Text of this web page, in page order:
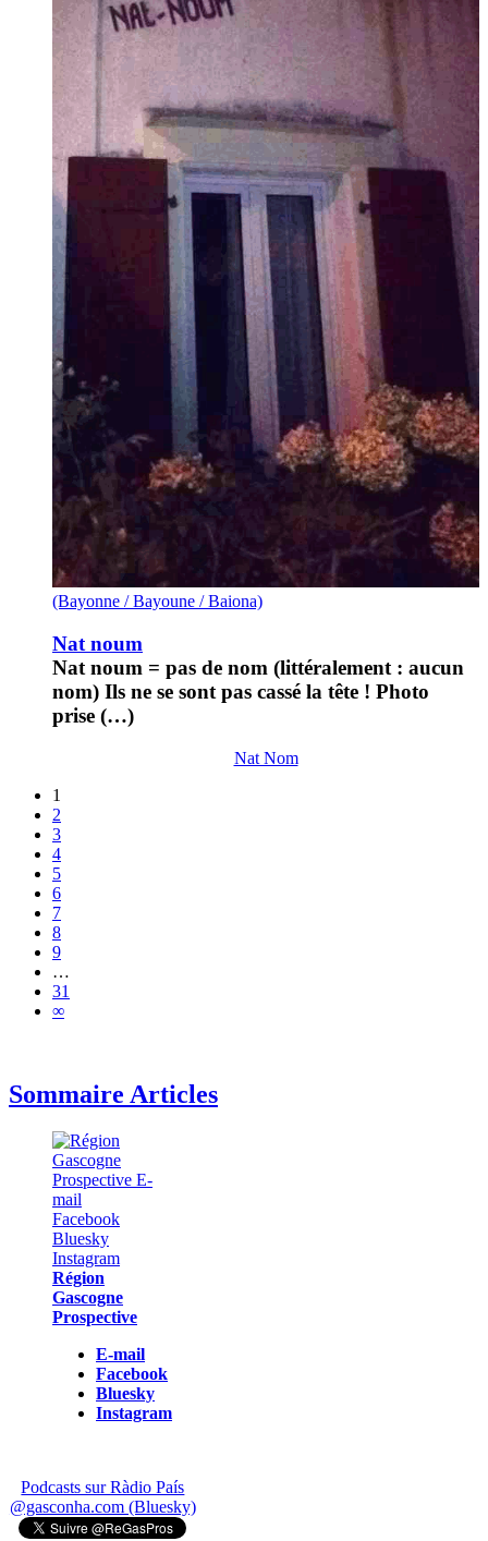
(Bayonne / Bayoune / Baiona)
Nat noum
Nat noum = pas de nom (littéralement : aucun
nom) Ils ne se sont pas cassé la tête ! Photo
prise (…)
Nat Nom
1
2
3
4
5
6
7
8
9
…
31
∞
Sommaire Articles
Région
Gascogne
Prospective
E-mail
Facebook
Bluesky
Instagram
Podcasts sur Ràdio País
@gasconha.com (Bluesky)